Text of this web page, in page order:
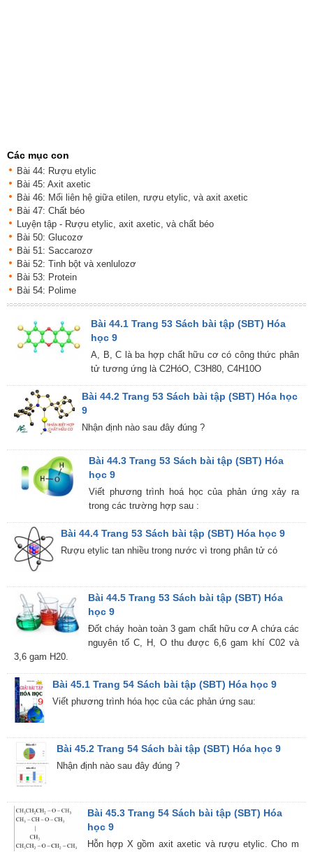
Các mục con
Bài 44: Rượu etylic
Bài 45: Axit axetic
Bài 46: Mối liên hệ giữa etilen, rượu etylic, và axit axetic
Bài 47: Chất béo
Luyện tập - Rượu etylic, axit axetic, và chất béo
Bài 50: Glucozơ
Bài 51: Saccarozơ
Bài 52: Tinh bột và xenlulozơ
Bài 53: Protein
Bài 54: Polime
Bài 44.1 Trang 53 Sách bài tập (SBT) Hóa
học 9
A, B, C là ba hợp chất hữu cơ có công thức phân
tử tương ứng là C2HóO, C3H80, C4H10O
Bài 44.2 Trang 53 Sách bài tập (SBT) Hóa học
9
Nhận định nào sau đây đúng ?
Bài 44.3 Trang 53 Sách bài tập (SBT) Hóa
học 9
Viết phương trình hoá học của phản ứng xảy ra
trong các trường hợp sau :
Bài 44.4 Trang 53 Sách bài tập (SBT) Hóa học 9
Rượu etylic tan nhiều trong nước vì trong phân tử có
Bài 44.5 Trang 53 Sách bài tập (SBT) Hóa
học 9
Đốt cháy hoàn toàn 3 gam chất hữu cơ A chứa các
nguyên tố C, H, O thu được 6,6 gam khí C02 và
3,6 gam H20.
Bài 45.1 Trang 54 Sách bài tập (SBT) Hóa học 9
Viết phương trình hóa học của các phản ứng sau:
Bài 45.2 Trang 54 Sách bài tập (SBT) Hóa học 9
Nhận định nào sau đây đúng ?
Bài 45.3 Trang 54 Sách bài tập (SBT) Hóa
học 9
Hỗn hợp X gồm axit axetic và rượu etylic. Cho m